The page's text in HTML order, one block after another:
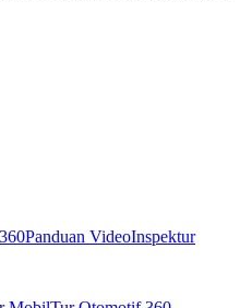
Panduan VideoInspektur